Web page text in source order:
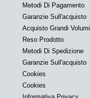
Metodi Di Pagamento
Garanzie Sull'acquisto
Acquisto Grandi Volumi
Reso Prodotto
Metodi Di Spedizione
Garanzie Sull'acquisto
Cookies
Cookies